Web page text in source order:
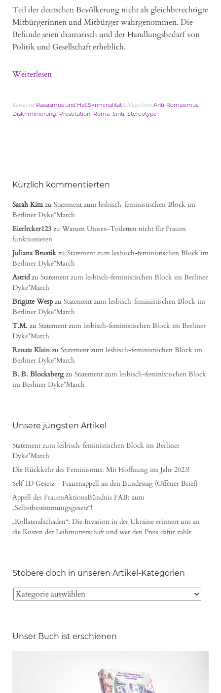
Teil der deutschen Bevölkerung nicht als gleichberechtigte
Mitbürgerinnen und Mitbürger wahrgenommen. Die
Befunde seien dramatisch und der Handlungsbedarf von
Politik und Gesellschaft erheblich.
Weiterlesen
Kategorie Rassismus und HaSSkriminalitätSchlagwörterAnti-Romaismus,
Diskriminierung, Prostitution, Roma, Sinti, Stereotype
Kürzlich kommentierten
Sarah Kimzu Statement zum lesbisch-feministischen Block im
Berliner Dyke*March
Eierlrcker123 zu Warum Unisex-Toiletten nicht für Frauen
funktionieren
Juliana Brustik zu Statement zum lesbisch-feministischen Block im
Berliner Dyke*March
Astridzu Statement zum lesbisch-feministischen Block im Berliner
Dyke*March
Brigitte Wespzu Statement zum lesbisch-feministischen Block im
Berliner Dyke*March
T.M. zu Statement zum lesbisch-feministischen Block im Berliner
Dyke*March
Renate Kleinzu Statement zum lesbisch-feministischen Block im
Berliner Dyke*March
B. B. Blocksbergzu Statement zum lesbisch-feministischen Block
im Berliner Dyke*March
Unsere jüngsten Artikel
Statement zum lesbisch-feministischen Block im Berliner
Dyke*March
Die Rückkehr des Feminismus: Mit Hoffnung ins Jahr 2023!
Self-ID Gesetz – Frauenappell an den Bundestag (Offener Brief)
Appell des FrauenAktionsBündnis FAB: zum
„Selbstbestimmungsgesetz“!
„Kollateralschaden“: Die Invasion in der Ukraine erinnert uns an
die Kosten der Leihmutterschaft und wer den Preis dafür zahlt
Stöbere doch in unseren Artikel-Kategorien
Unser Buch ist erschienen